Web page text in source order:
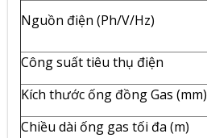
Nguồn điện (Ph/V/Hz)
Công suất tiêu thụ điện
Kích thước ống đồng Gas (mm)
Chiều dài ống gas tối đa (m)